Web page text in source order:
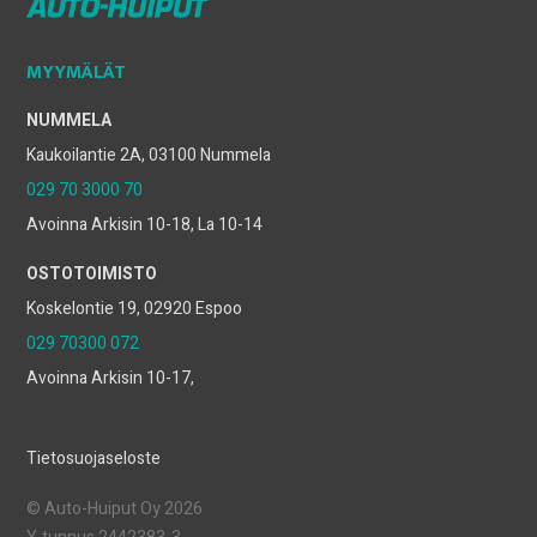
MYYMÄLÄT
NUMMELA
Kaukoilantie 2A, 03100 Nummela
029 70 3000 70
Avoinna Arkisin 10-18, La 10-14
OSTOTOIMISTO
Koskelontie 19, 02920 Espoo
029 70300 072
Avoinna Arkisin 10-17,
Tietosuojaseloste
© Auto-Huiput Oy 2026